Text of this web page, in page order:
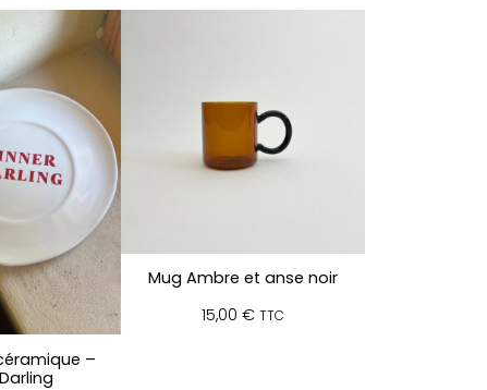
–
Mug Ambre et anse noir
15,00 € TTC